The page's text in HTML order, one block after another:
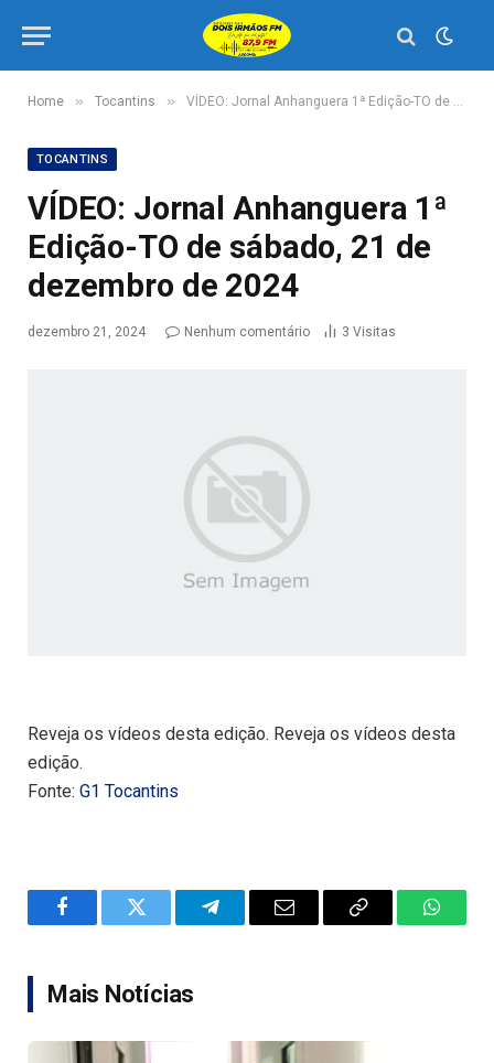
Home » Tocantins » VÍDEO: Jornal Anhanguera 1ª Edição-TO de sábado, 21 de dezembro de 2024
TOCANTINS
VÍDEO: Jornal Anhanguera 1ª
Edição-TO de sábado, 21 de
dezembro de 2024
dezembro 21, 2024 Nenhum comentário 3 Visitas
Reveja os vídeos desta edição. Reveja os vídeos desta
edição.
Fonte: G1 Tocantins
FacebookTwitter TelegramEmail
Copy
Mais Notícias